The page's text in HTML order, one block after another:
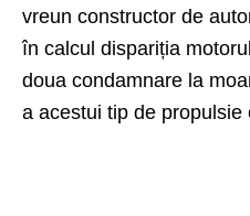
vreun constructor de
în calcul dispariția
doua condamnare la
a acestui tip de